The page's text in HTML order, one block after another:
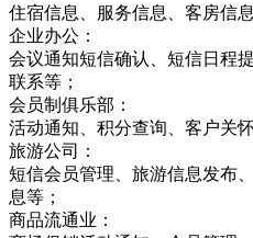
住宿信息、服务信息、客房信息
企业办公：
会议通知短信确认、短信日程
联系等；
会员制俱乐部：
活动通知、积分查询、客户关怀
旅游公司：
短信会员管理、旅游信息发布
息等；
商品流通业：